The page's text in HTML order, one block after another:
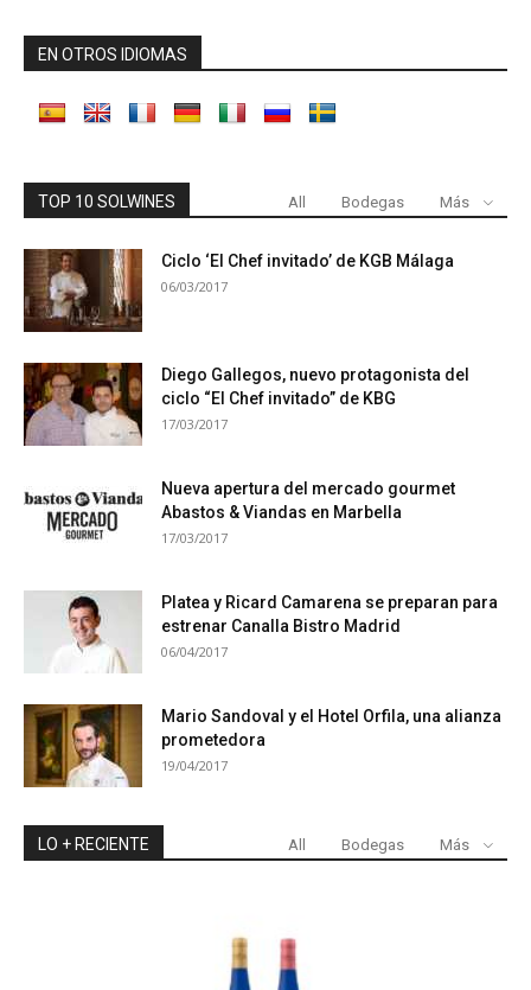
EN OTROS IDIOMAS
TOP 10 SOLWINES All Bodegas Más
Ciclo ‘El Chef invitado’ de KGB Málaga
06/03/2017
Diego Gallegos, nuevo protagonista del
ciclo “El Chef invitado” de KBG
17/03/2017
Nueva apertura del mercado gourmet
Abastos & Viandas en Marbella
17/03/2017
Platea y Ricard Camarena se preparan para
estrenar Canalla Bistro Madrid
06/04/2017
Mario Sandoval y el Hotel Orfila, una alianza
prometedora
19/04/2017
LO + RECIENTE All Bodegas Más